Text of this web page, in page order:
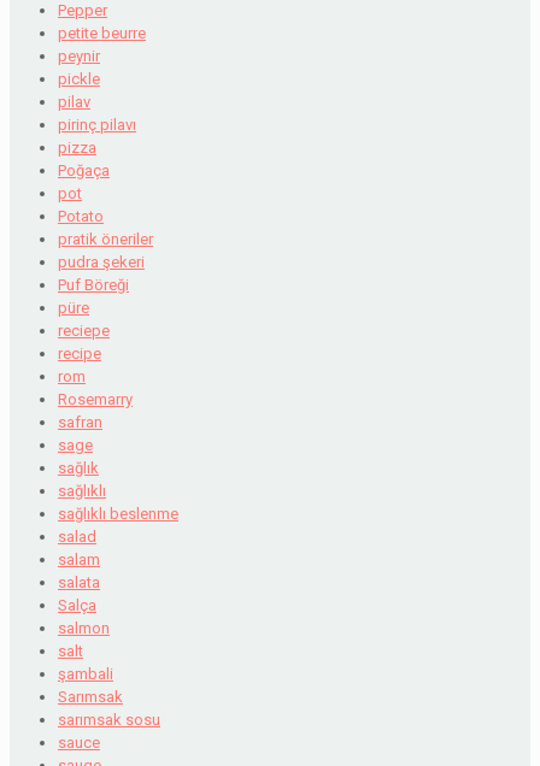
Pepper
petite beurre
peynir
pickle
pilav
pirinç pilavı
pizza
Poğaça
pot
Potato
pratik öneriler
pudra şekeri
Puf Böreği
püre
reciepe
recipe
rom
Rosemarry
safran
sage
sağlık
sağlıklı
sağlıklı beslenme
salad
salam
salata
Salça
salmon
salt
şambali
Sarımsak
sarımsak sosu
sauce